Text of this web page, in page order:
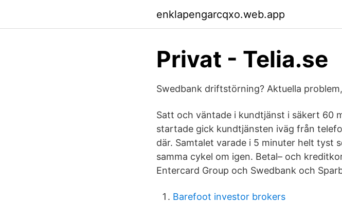
enklapengarcqxo.web.app
Privat - Telia.se
Swedbank driftstörning? Aktuella
Satt och väntade i kundtjänst i säkert 60
startade gick kundtjänsten iväg från
där. Samtalet varade i 5 minuter helt tyst
samma cykel om igen. Betal– och
Entercard Group och Swedbank och
Barefoot investor brokers